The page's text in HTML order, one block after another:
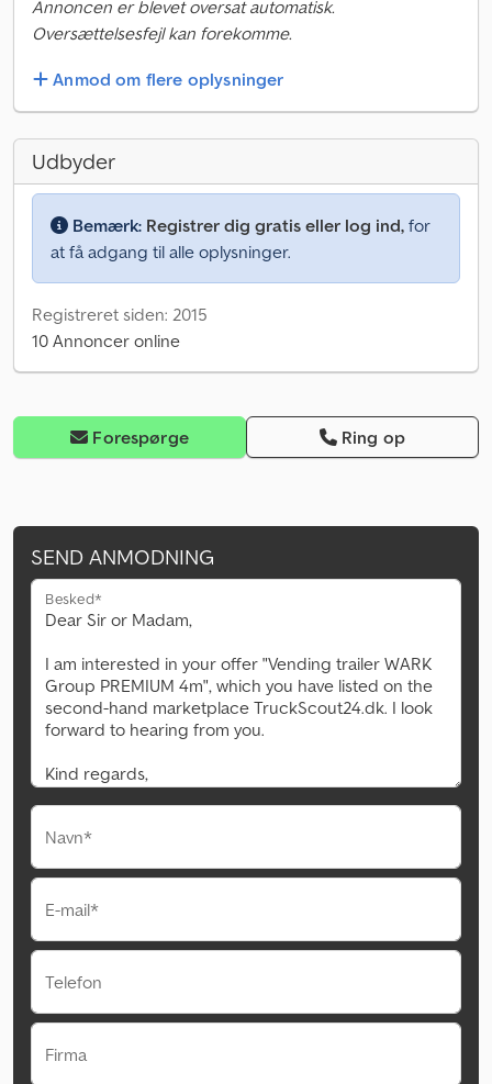
Annoncen er blevet oversat automatisk.
Oversættelsesfejl kan forekomme.
Anmod om flere oplysninger
Udbyder
Bemærk: Registrer dig gratis eller log ind, for
at få adgang til alle oplysninger.
Registreret siden: 2015
10 Annoncer online
Forespørge Ring op
SEND ANMODNING
Besked*
Navn*
E-mail*
Telefon
Firma